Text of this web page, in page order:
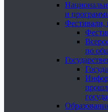
и
Фестивали,
по